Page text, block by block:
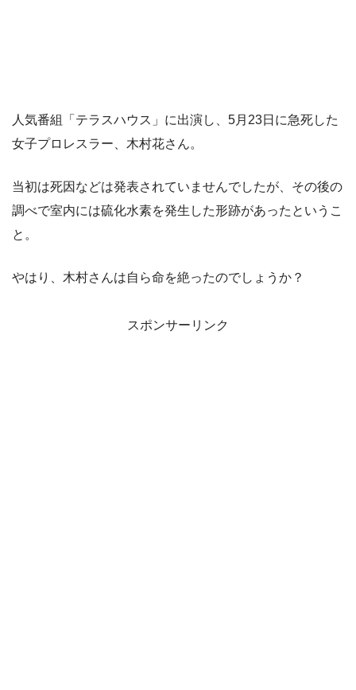
人気番組「テラスハウス」に出演し、5月23日に急死した
女子プロレスラー、木村花さん。
当初は死因などは発表されていませんでしたが、その後の
調べで室内には硫化水素を発生した形跡があったというこ
と。
やはり、木村さんは自ら命を絶ったのでしょうか？
スポンサーリンク